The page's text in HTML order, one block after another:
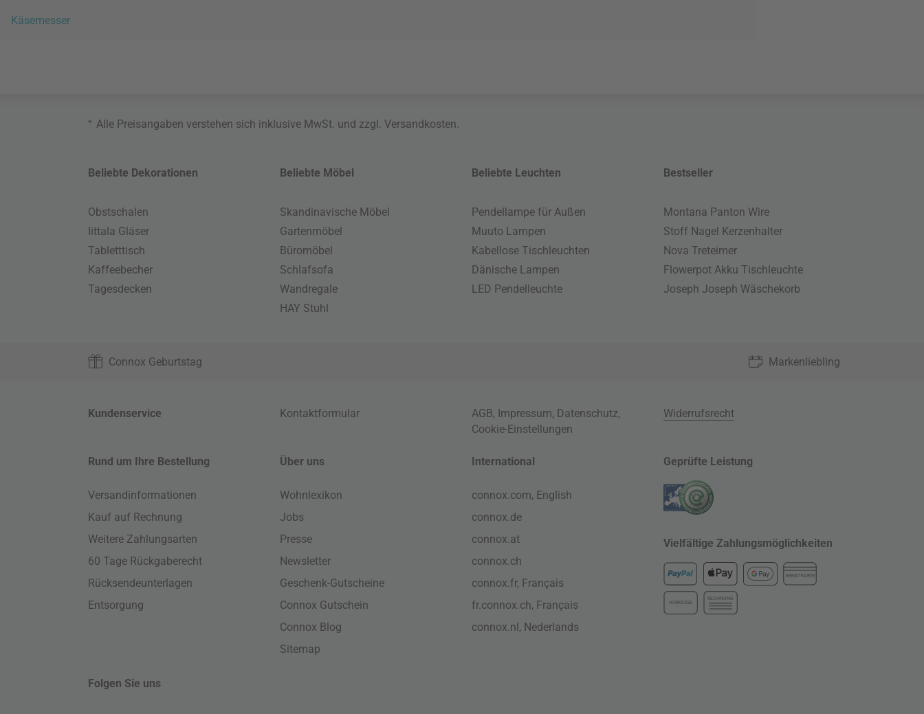
Käsemesser
* Alle Preisangaben verstehen sich inklusive MwSt. und zzgl.Versandkosten.
Beliebte Dekorationen
Obstschalen
Iittala Gläser
Tabletttisch
Kaffeebecher
Tagesdecken
Beliebte Möbel
Skandinavische Möbel
Gartenmöbel
Büromöbel
Schlafsofa
Wandregale
HAY Stuhl
Beliebte Leuchten
Pendellampe für Außen
Muuto Lampen
Kabellose Tischleuchten
Dänische Lampen
LED Pendelleuchte
Bestseller
Montana Panton Wire
Stoff Nagel Kerzenhalter
Nova Treteimer
Flowerpot Akku Tischleuchte
Joseph Joseph Wäschekorb
Connox Geburtstag Markenliebling
Kundenservice Kontaktformular AGB, Impressum, Datenschutz,
Cookie-Einstellungen
Widerrufsrecht
Rund um Ihre Bestellung
Versandinformationen
Kauf auf Rechnung
Weitere Zahlungsarten
60 Tage Rückgaberecht
Rücksendeunterlagen
Entsorgung
Über uns
Wohnlexikon
Jobs
Presse
Newsletter
Geschenk-Gutscheine
Connox Gutschein
Connox Blog
Sitemap
International
connox.com, English
connox.de
connox.at
connox.ch
connox.fr, Français
fr.connox.ch, Français
connox.nl, Nederlands
Geprüfte Leistung
Vielfältige Zahlungsmöglichkeiten
KREDITKARTE
VORKASSE
RECHNUNG
Folgen Sie uns